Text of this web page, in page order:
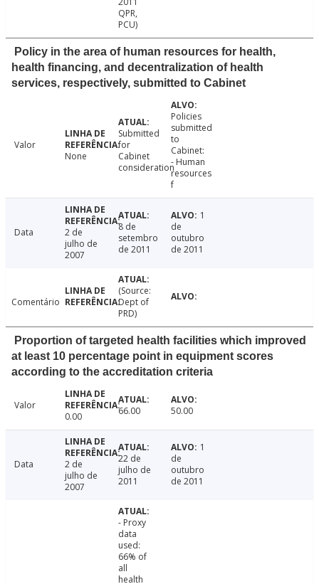
QPR,
PCU)
Policy in the area of human resources for health,
health financing, and decentralization of health
services, respectively, submitted to Cabinet
Valor
None
Submitted
for
Cabinet
consideration
Policies
submitted
to
Cabinet:
- Human
resources
f
Data
2 de
julho de
2007
8 de
setembro
de 2011
1
de
outubro
de 2011
Comentário
(Source:
Dept of
PRD)
Proportion of targeted health facilities which improved
at least 10 percentage point in equipment scores
according to the accreditation criteria
Valor
0.00
66.00 50.00
Data
2 de
julho de
2007
22 de
julho de
2011
1
de
outubro
de 2011
- Proxy
data
used:
66% of
all
health